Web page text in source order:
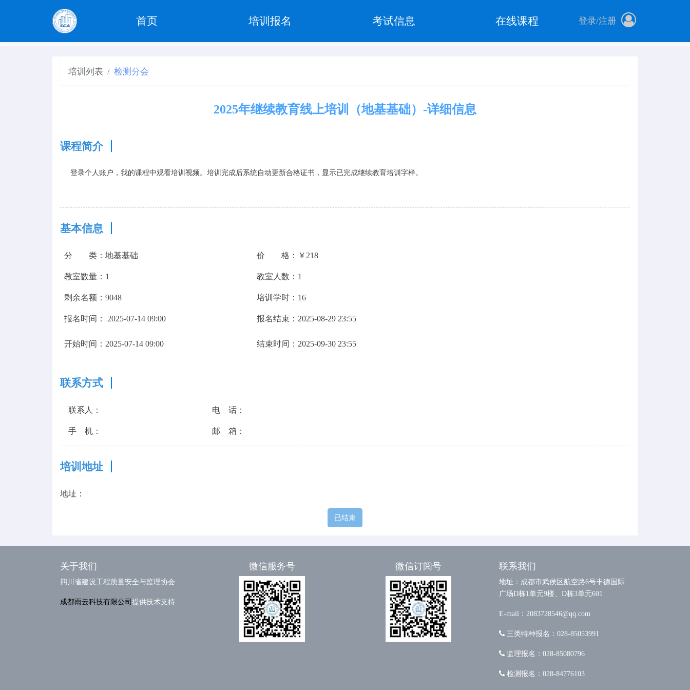
首页 培训报名 考试信息 在线课程 登录/注册
培训列表 检测分会
2025年继续教育线上培训（地基基础）-详细信息
课程简介
登录个人账户，我的课程中观看培训视频。培训完成后系统自动更新合格证书，显示已完成继续教育培训字样。
基本信息
分 类： 地基基础 价 格： ￥218
教室数量： 1 教室人数： 1
剩余名额： 9048 培训学时： 16
报名时间： 2025-07-14 09:00 报名结束： 2025-08-29 23:55
开始时间： 2025-07-14 09:00 结束时间： 2025-09-30 23:55
联系方式
联系人： 电 话：
手 机： 邮 箱：
培训地址
地址：
已结束
关于我们
四川省建设工程质量安全与监理协会
成都雨云科技有限公司提供技术支持
微信服务号 微信订阅号 联系我们
地址：成都市武侯区航空路6号丰德国际
广场D栋1单元9楼、D栋3单元601
E-mail：2083728546@qq.com
三类特种报名：028-85053991
监理报名：028-85080796
检测报名：028-84776103